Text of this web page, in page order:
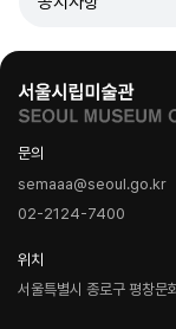
문의
semaaa@seoul.go.kr
02-2124-7400
위치
서울특별시 종로구 평창문